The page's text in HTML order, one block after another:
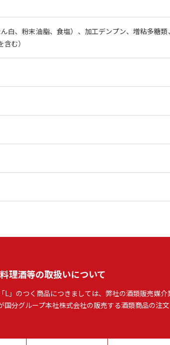
白、粉末油脂、食塩）、加工デンプン、増粘多糖
む）
理酒等の取扱いについて
L」のつく商品につきましては、弊社の酒類販売媒介
国分グループ本社株式会社の販売する酒類商品の注